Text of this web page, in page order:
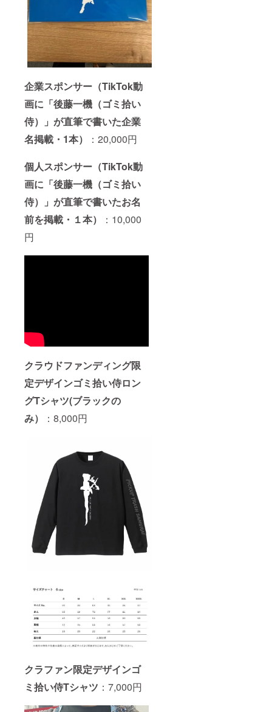
企業スポンサー（TikTok動
画に「後藤一機（ゴミ拾い
侍）」が直筆で書いた企業
名掲載・1本）
：20,000円
個人スポンサー（TikTok動
画に「後藤一機（ゴミ拾い
侍）」が直筆で書いたお名
前を掲載・１本）
：10,000
円
クラウドファンディング限
定デザインゴミ拾い侍ロン
グTシャツ(ブラックの
み）
：8,000円
クラファン限定デザインゴ
ミ拾い侍Tシャツ ：7,000円